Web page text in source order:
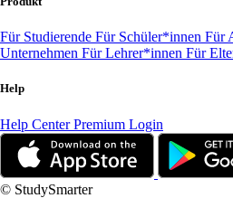
Für Studierende Für Schüler*innen Für
Unternehmen Für Lehrer*innen Für
Help
Help CenterPremium Login
© StudySmarter